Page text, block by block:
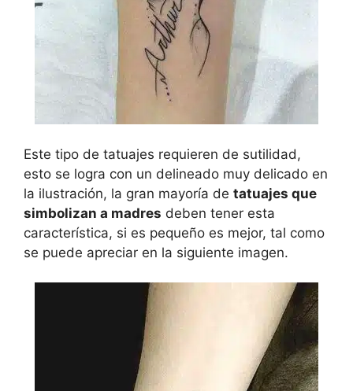
Este tipo de tatuajes requieren de sutilidad,
esto se logra con un delineado muy delicado en
la ilustración, la gran mayoría de tatuajes que
simbolizan a madres deben tener esta
característica, si es pequeño es mejor, tal como
se puede apreciar en la siguiente imagen.